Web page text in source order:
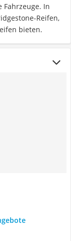
Fahrzeuge. In
Reifen,
bieten.